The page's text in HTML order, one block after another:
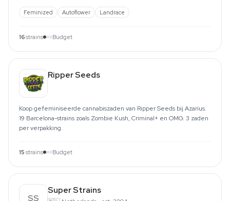
Feminized Autoflower Landrace
16strains Budget
Ripper Seeds
Koop gefeminiseerde cannabiszaden van Ripper Seeds bij Azarius.
19 Barcelona-strains zoals Zombie Kush, Criminal+ en OMG. 3 zaden
per verpakking.
15 strains Budget
SS
Super Strains